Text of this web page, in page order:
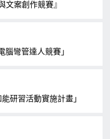
文案創作競賽』
腦彎管達人競賽」
研習活動實施計畫」